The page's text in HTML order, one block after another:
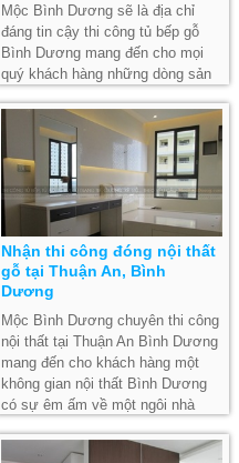
Mộc Bình Dương sẽ là địa chỉ
đáng tin cậy thi công tủ bếp gỗ
Bình Dương mang đến cho mọi
quý khách hàng những dòng sản
lượng hàng đầu.
Nhận thi công đóng nội thất
gỗ tại Thuận An, Bình
Dương
Mộc Bình Dương chuyên thi công
nội thất tại Thuận An Bình Dương
mang đến cho khách hàng một
không gian nội thất Bình Dương
có sự êm ấm về một ngôi nhà